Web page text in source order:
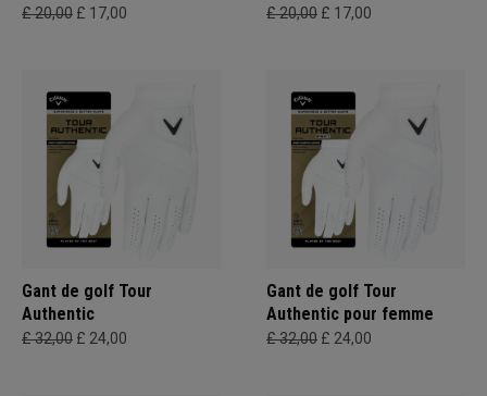
£ 20,00 £ 17,00 £ 20,00 £ 17,00
Gant de golf Tour
Authentic
£ 32,00 £ 24,00
Gant de golf Tour
Authentic pour femme
£ 32,00 £ 24,00